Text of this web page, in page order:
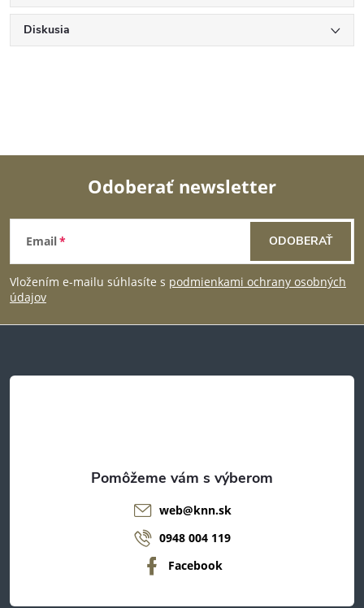
Diskusia
Z
á
p
t
Odoberať newsletter
Email
Vložením e-mailu súhlasíte s podmienkami ochrany osobných
údajov
ODOBERAŤ
web@knn.sk
0948 004 119
Facebook